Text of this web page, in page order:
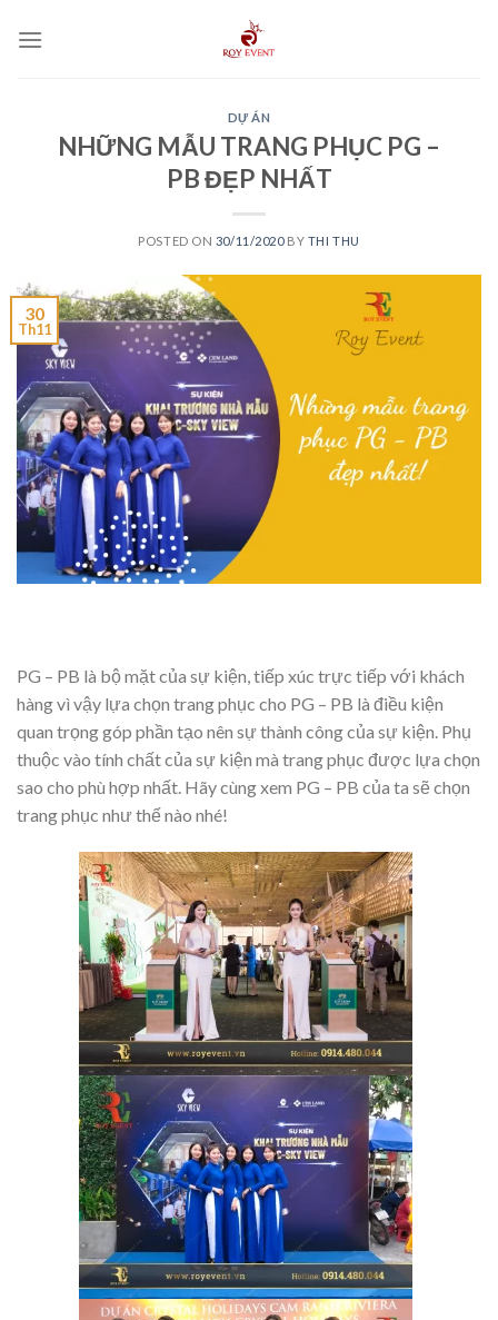
DỰ ÁN
NHỮNG MẪU TRANG PHỤC PG –
PB ĐẸP NHẤT
POSTED ON 30/11/2020BY THI THU
30
Th11
PG – PB là bộ mặt của sự kiện, tiếp xúc trực tiếp với khách
hàng vì vậy lựa chọn trang phục cho PG – PB là điều kiện
quan trọng góp phần tạo nên sự thành công của sự kiện. Phụ
thuộc vào tính chất của sự kiện mà trang phục được lựa chọn
sao cho phù hợp nhất. Hãy cùng xem PG – PB của ta sẽ chọn
trang phục như thế nào nhé!